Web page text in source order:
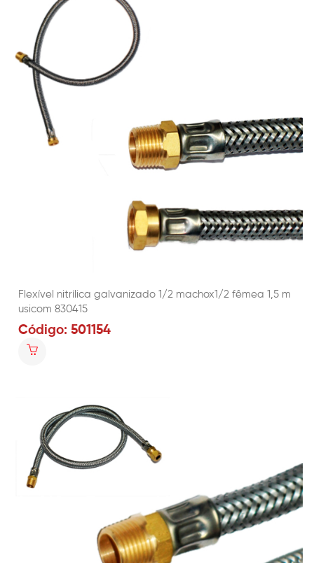
Flexível nitrílica galvanizado 1/2 machox1/2 fêmea 1,5 m
usicom 830415
Código: 501154